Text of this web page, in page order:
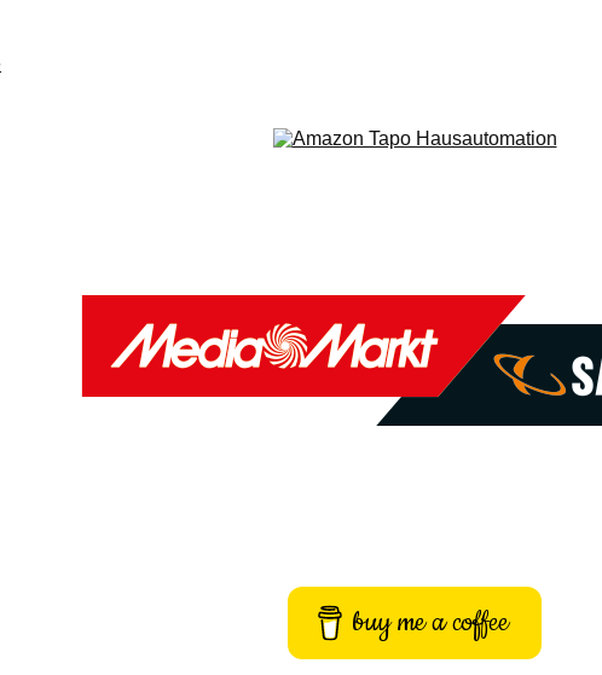
buy me a coffee